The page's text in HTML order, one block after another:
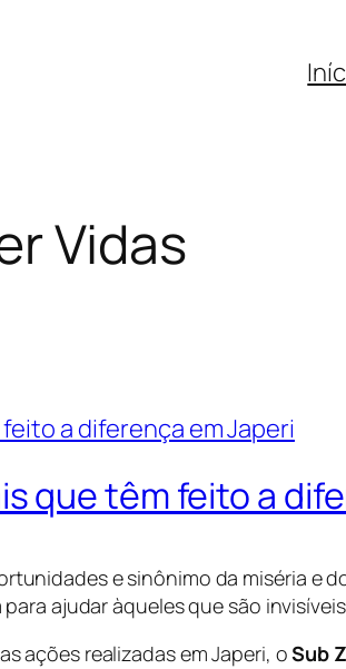
Vidas
que têm feito a
e sinônimo da miséria e
ajudar àqueles que são
ações realizadas em Japeri, oSub